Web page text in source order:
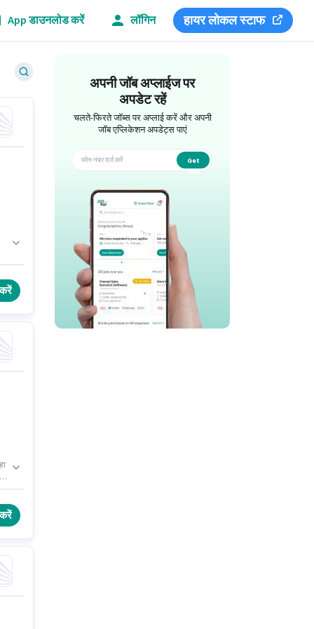
App डाउनलोड करें लॉगिन हायर लोकल स्टाफ
अपनी जॉब अप्लाईज पर
अपडेट रहें
चलते-फिरते जॉब्स पर अप्लाई करें और अपनी
जॉब एप्लिकेशन अपडेट्स पाएं
Get
app